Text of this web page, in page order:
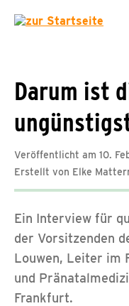
Darum ist
Veröffentlicht am 10.
Erstellt von Elke
Ein Interview für
der Vorsitzenden
Louwen, Leiter im
und
Frankfurt.